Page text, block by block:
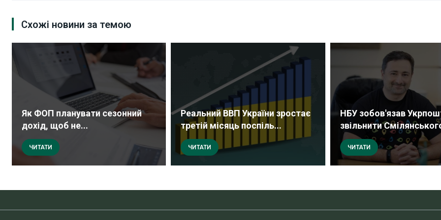
Схожі новини за темою
Як ФОП планувати сезонний
дохід, щоб не...
ЧИТАТИ
Реальний ВВП України зростає
третій місяць поспіль...
ЧИТАТИ
НБУ зобов'язав
звільнити
ЧИТАТИ